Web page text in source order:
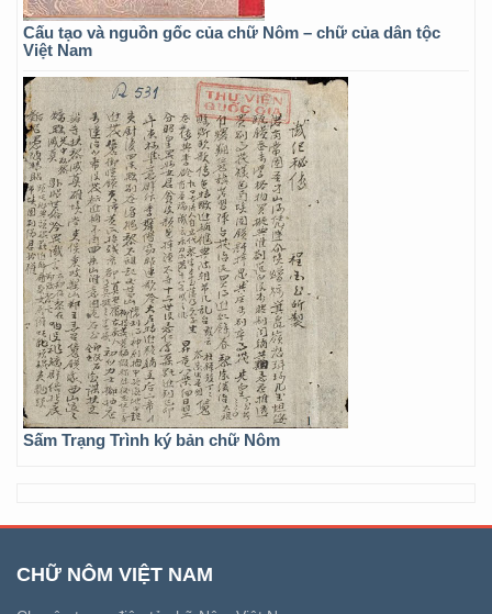
Cấu tạo và nguồn gốc của chữ Nôm – chữ của dân tộc
Việt Nam
Sấm Trạng Trình ký bản chữ Nôm
CHỮ NÔM VIỆT NAM